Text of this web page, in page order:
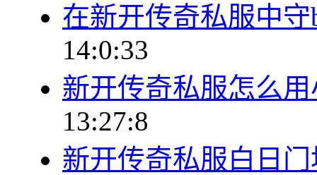
在新开传奇私服中
14:0:33
新开传奇私服怎么
13:27:8
新开传奇私服白日